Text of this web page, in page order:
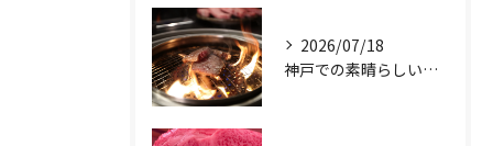
2026/07/18
神戸での素晴らしい体験をお探しですか？